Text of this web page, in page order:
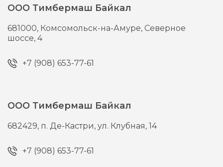
ООО Тимбермаш Байкал
681000, Комсомольск-на-Амуре, Северное
шоссе, 4
+7 (908) 653-77-61
ООО Тимбермаш Байкал
682429, п. Де-Кастри,ул. Клубная, 14
+7 (908) 653-77-61